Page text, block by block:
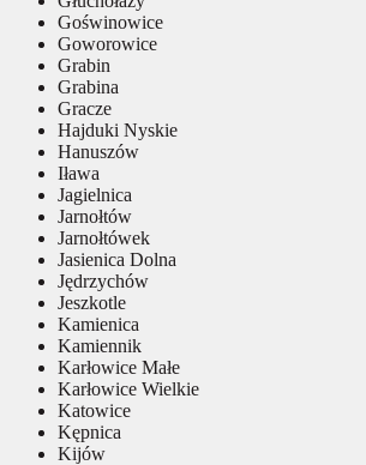
Goświnowice
Goworowice
Grabin
Grabina
Gracze
Hajduki Nyskie
Hanuszów
Iława
Jagielnica
Jarnołtów
Jarnołtówek
Jasienica Dolna
Jędrzychów
Jeszkotle
Kamienica
Kamiennik
Karłowice Małe
Karłowice Wielkie
Katowice
Kępnica
Kijów